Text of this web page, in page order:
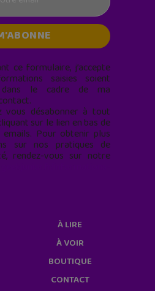
ce formulaire, j’accepte
saisies soient
dans le cadre de ma
vous désabonner à tout
sur le lien en bas de
Pour obtenir plus
sur nos pratiques de
rendez-vous sur notre
À LIRE
À VOIR
BOUTIQUE
CONTACT